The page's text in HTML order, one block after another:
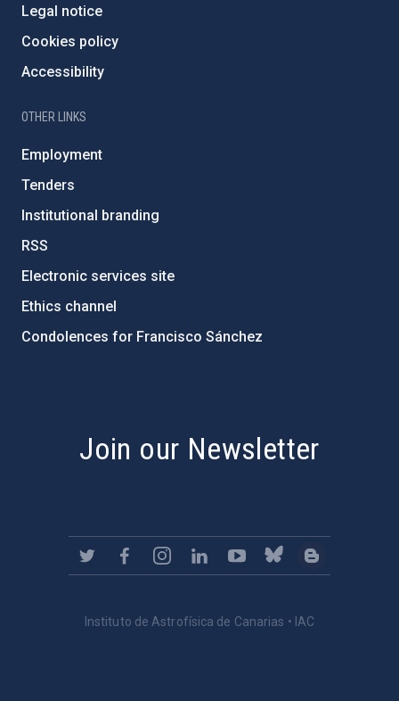
Legal notice
Cookies policy
Accessibility
OTHER LINKS
Employment
Tenders
Institutional branding
RSS
Electronic services site
Ethics channel
Condolences for Francisco Sánchez
Join our Newsletter
Instituto de Astrofísica de Canarias • IAC